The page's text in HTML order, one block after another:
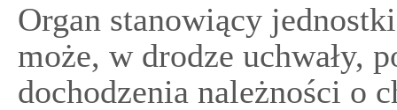
Organ stanowiący
może, w drodze uchwały,
dochodzenia należności o